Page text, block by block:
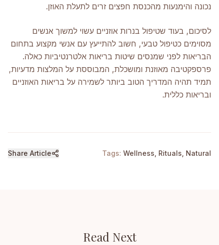
נכונה והימנעות מהכנסת חפצים זרים לתעלת האוזן.
לסיכום, בעוד שטיפול בנרות אוזניים עשוי למשוך אנשים
מסוימים כטיפול טבעי, חשוב להתייעץ עם אנשי מקצוע בתחום
הבריאות לפני שמנסים שיטות בריאות אלטרנטיביות כאלה.
פרספקטיבה מאוזנת ומושכלת, המבוססת על המלצות מדעיות,
תמיד תהיה המדריך הטוב ביותר לשמירה על בריאות האוזניים
ובריאות כללית.
Tags: Wellness, Rituals, Natural
Share Article
Read Next